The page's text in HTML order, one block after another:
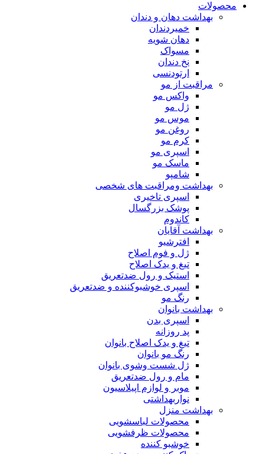
محصولات
بهداشت دهان و دندان
خمیردندان
دهان شویه
مسواک
نخ دندان
ارتودنسی
مراقبت از مو
واکس مو
ژل مو
موس مو
روغن مو
کرم مو
اسپری مو
ماسک مو
شامپو
بهداشت ومراقبت های شخصی
اسپری تاخیری
پوشک بزرگسال
کاندوم
بهداشت آقایان
افترشیو
ژل و فوم اصلاح
تیغ و یدک اصلاح
استیک و رول ضدتعریق
اسپری خوشبوکننده و ضدتعریق
رنگ مو
بهداشت بانوان
اسپری بدن
پد روزانه
تیغ و یدک اصلاح بانوان
رنگ مو بانوان
ژل شست وشوی بانوان
مام و رول ضدتعریق
موبر و لوازم اپیلاسیون
نواربهداشتی
بهداشت منزل
محصولات لباسشویی
محصولات ظرفشویی
خوشبو کننده